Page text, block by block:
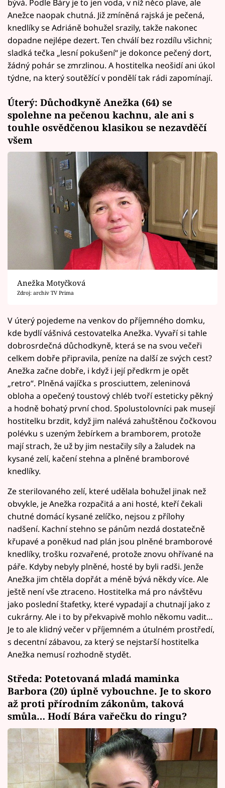
bývá. Podle Báry je to jen voda, v níž něco plave, ale
Anežce naopak chutná. Již zmíněná rajská je pečená,
knedlíky se Adriáně bohužel srazily, takže nakonec
dopadne nejlépe dezert. Ten chválí bez rozdílu všichni;
sladká tečka „lesní pokušení“ je dokonce pečený dort,
žádný pohár se zmrzlinou. A hostitelka neošidí ani úkol
týdne, na který soutěžící v pondělí tak rádi zapomínají.
Úterý: Důchodkyně Anežka (64) se
spolehne na pečenou kachnu, ale ani s
touhle osvědčenou klasikou se nezavděčí
všem
Anežka Motyčková
Zdroj: archiv TV Prima
V úterý pojedeme na venkov do příjemného domku,
kde bydlí vášnivá cestovatelka Anežka. Vyvaří si tahle
dobrosrdečná důchodkyně, která se na svou večeři
celkem dobře připravila, peníze na další ze svých cest?
Anežka začne dobře, i když i její předkrm je opět
„retro“. Plněná vajíčka s prosciuttem, zeleninová
obloha a opečený toustový chléb tvoří esteticky pěkný
a hodně bohatý první chod. Spolustolovníci pak musejí
hostitelku brzdit, když jim nalévá zahuštěnou čočkovou
polévku s uzeným žebírkem a bramborem, protože
mají strach, že už by jim nestačily síly a žaludek na
kysané zelí, kačení stehna a plněné bramborové
knedlíky.
Ze sterilovaného zelí, které udělala bohužel jinak než
obvykle, je Anežka rozpačitá a ani hosté, kteří čekali
chutné domácí kysané zelíčko, nejsou z přílohy
nadšení. Kachní stehno se pánům nezdá dostatečně
křupavé a poněkud nad plán jsou plněné bramborové
knedlíky, trošku rozvařené, protože znovu ohřívané na
páře. Kdyby nebyly plněné, hosté by byli radši. Jenže
Anežka jim chtěla dopřát a méně bývá někdy více. Ale
ještě není vše ztraceno. Hostitelka má pro návštěvu
jako poslední štafetky, které vypadají a chutnají jako z
cukrárny. Ale i to by překvapivě mohlo někomu vadit…
Je to ale klidný večer v příjemném a útulném prostředí,
s decentní zábavou, za který se nejstarší hostitelka
Anežka nemusí rozhodně stydět.
Středa: Potetovaná mladá maminka
Barbora (20) úplně vybouchne. Je to skoro
až proti přírodním zákonům, taková
smůla… Hodí Bára vařečku do ringu?